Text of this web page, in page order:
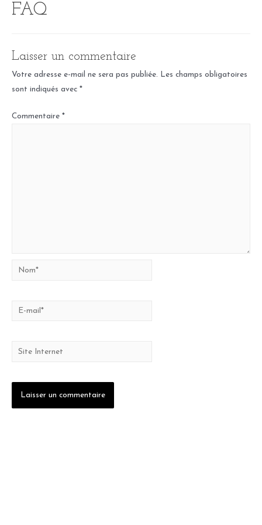
AllerFAQ
Laisser un commentaire
Votre adresse e-mail ne sera pas publiée.
Les champs obligatoires
sont indiqués avec *
Commentaire *
Nom*
E-
Site